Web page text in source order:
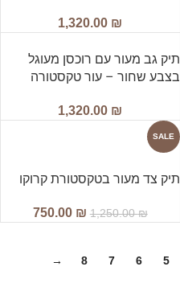
1,320.00 ₪
תיק גב מעור עם רוכסן מעוגל
בצבע שחור – עור טקסטורה
1,320.00 ₪
SALE
תיק צד מעור בטקסטורת קרוקו
1,250.00₪
750.00 ₪
5
6
7
8
→